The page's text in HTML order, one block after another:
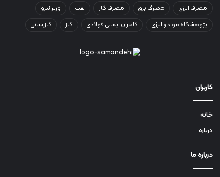
مصرف انرژی
مصرف برق مصرف گاز نفت
وزیر نیرو
پژوهشگاه مواد و انرژی
کامران ایمانی فولادی گاز گازرسانی
کاربران
خانه
درباره
درباره ما